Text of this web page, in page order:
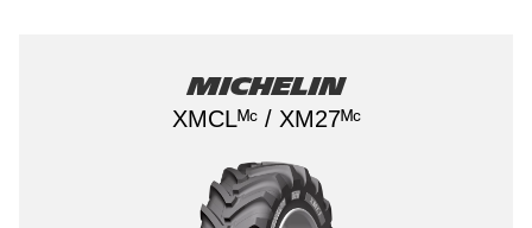
Michelin
XMCLᴹᶜ / XM27ᴹᶜ